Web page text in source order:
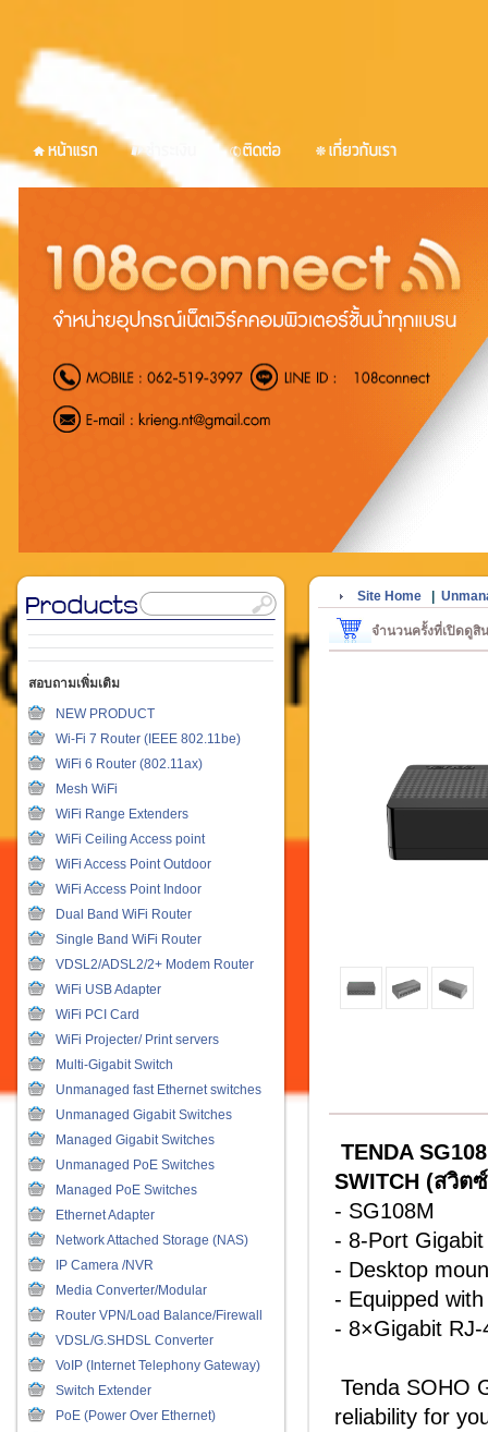
สอบถามเพิ่มเติม
NEW PRODUCT
Wi-Fi 7 Router (IEEE 802.11be)
WiFi 6 Router (802.11ax)
Mesh WiFi
WiFi Range Extenders
WiFi Ceiling Access point
WiFi Access Point Outdoor
WiFi Access Point Indoor
Dual Band WiFi Router
Single Band WiFi Router
VDSL2/ADSL2/2+ Modem Router
WiFi USB Adapter
WiFi PCI Card
WiFi Projecter/ Print servers
Multi-Gigabit Switch
Unmanaged fast Ethernet switches
Unmanaged Gigabit Switches
Managed Gigabit Switches
Unmanaged PoE Switches
Managed PoE Switches
Ethernet Adapter
Network Attached Storage (NAS)
IP Camera /NVR
Media Converter/Modular
Router VPN/Load Balance/Firewall
VDSL/G.SHDSL Converter
VoIP (Internet Telephony Gateway)
Switch Extender
PoE (Power Over Ethernet)
Site Home
จำนวนครั้งที่เปิดดูสิ
TENDA
SWITCH (สวิต
- SG108M
- 8-Port
- Desktop
- Equipped
- 8×Gigabit
Tenda SOHO
reliability for